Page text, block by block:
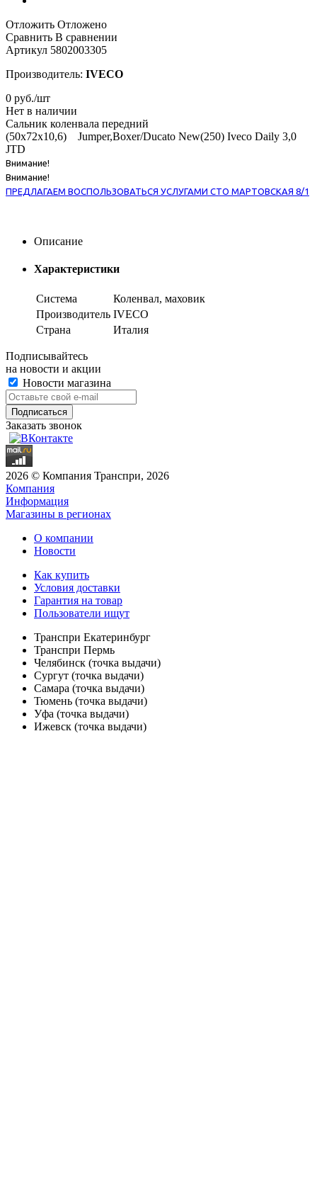
Отложить Отложено
Сравнить В сравнении
Артикул 5802003305
Производитель: IVECO
0 руб./шт
Нет в наличии
Сальник коленвала передний
(50х72х10,6) Jumper,Boxer/Ducato New(250) Iveco Daily 3,0
JTD
Внимание!
Внимание!
ПРЕДЛАГАЕМ ВОСПОЛЬЗОВАТЬСЯ УСЛУГАМИ СТО МАРТОВСКАЯ 8/1
Описание
Характеристики
Система
Коленвал, маховик
Производитель IVECO
Страна
Италия
Подписывайтесь
на новости и акции
Новости магазина
Заказать звонок
2026 © Компания Транспри, 2026
Компания
Информация
Магазины в регионах
О компании
Новости
Как купить
Условия доставки
Гарантия на товар
Пользователи ищут
Транспри Екатеринбург
Транспри Пермь
Челябинск (точка выдачи)
Сургут (точка выдачи)
Самара (точка выдачи)
Тюмень (точка выдачи)
Уфа (точка выдачи)
Ижевск (точка выдачи)